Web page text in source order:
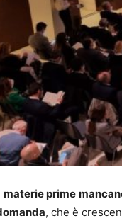
materie prime
, che è